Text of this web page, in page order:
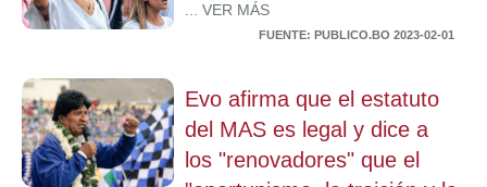
... VER MÁS
FUENTE: PUBLICO.BO 2023-02-01
Evo afirma que el estatuto
del MAS es legal y dice a
los "renovadores" que el